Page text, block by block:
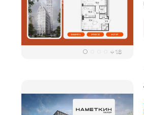
+ 18